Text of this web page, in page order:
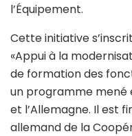
l’Équipement.
Cette initiative
«Appui à la
de formation des
un programme mené
et l’Allemagne. Il est
allemand de la